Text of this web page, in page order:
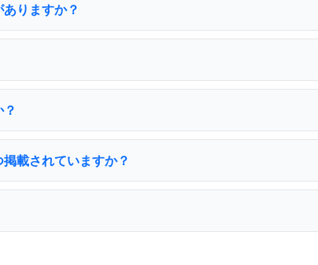
りますか？
載されていますか？